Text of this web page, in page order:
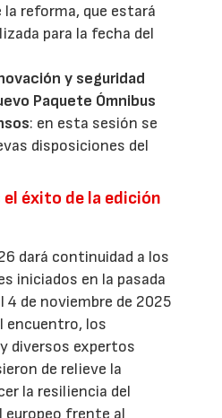
reforma, que estará
para la fecha del
y seguridad
Paquete Ómnibus
: en esta sesión se
disposiciones del
éxito de la edición
dará continuidad a los
iniciados en la pasada
4 de noviembre de 2025
encuentro, los
diversos expertos
de relieve la
la resiliencia del
frente al